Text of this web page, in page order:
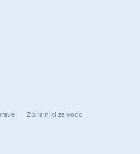
Zbiralniki za vodo